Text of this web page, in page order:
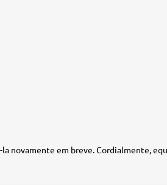
novamente em breve. Cordialmente,